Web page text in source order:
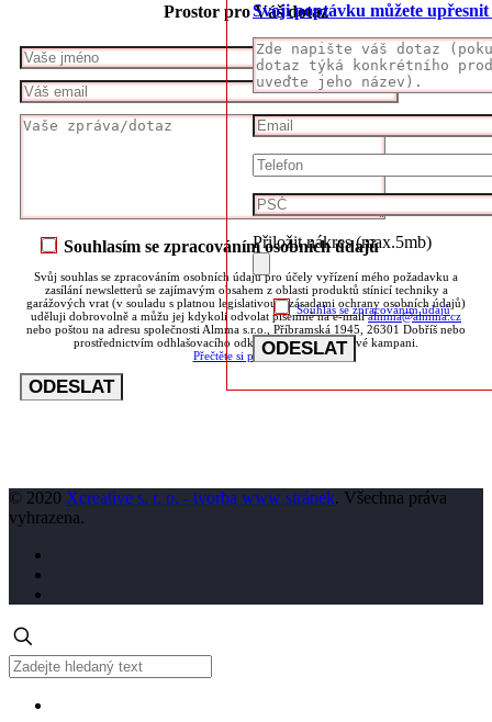
Prostor pro Váš dotaz
Souhlasím se zpracováním osobních údajů
Svůj souhlas se zpracováním osobních údajů pro účely vyřízení mého požadavku a
zasílání newsletterů se zajímavým obsahem z oblasti produktů stínicí techniky a
garážových vrat (v souladu s platnou legislativou a zásadami ochrany osobních údajů)
uděluji dobrovolně a můžu jej kdykoli odvolat písemně na e-mailalmma@almma.cz
nebo poštou na adresu společnosti Almma s.r.o., Příbramská 1945, 26301 Dobříš nebo
prostřednictvím odhlašovacího odkazu v každé e-mailové kampani.
Přečtěte si podmínky
© 2020 Xcreative s. r. o. - tvorba www stránek. Všechna práva
vyhrazena.
Svoji poptávku můžete
Přiložit nákres (max.5mb)
Souhlas se zpracováním údajů